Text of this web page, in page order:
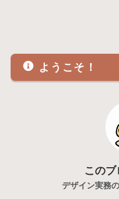
ようこそ！
この
デザイン実務